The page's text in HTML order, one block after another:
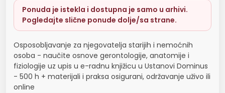
Ponuda je istekla i dostupna je samo u arhivi.
Pogledajte slične ponude dolje/sa strane.
Osposobljavanje za njegovatelja starijih i nemoćnih
osoba - naučite osnove gerontologije, anatomije i
fiziologije uz upis u e-radnu knjižicu u Ustanovi Dominus
- 500 h + materijali i praksa osigurani, održavanje uživo ili
online